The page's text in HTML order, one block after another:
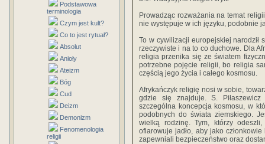
Podstawowa
terminologia
Czym jest kult?
Co to jest rytuał?
Absolut
Anioły
Ateizm
Bóg
Cud
Deizm
Demonizm
Fenomenologia
religii
Prowadząc rozważania na temat
nie występuje w ich języku, podobnie
To w cywilizacji europejskiej narodził
rzeczywiste i na to co duchowe. Dla
religia przenika się ze światem
potrzebne pojęcie religii, bo religia
częścią jego życia i całego kosmosu.
Afrykańczyk religię nosi w sobie,
gdzie się znajduje. S.
szczególna koncepcja kosmosu, w
podobnych do świata ziemskiego.
wielką rodzinę. Tym, którzy
ofiarowuje jadło, aby jako
zapewniali bezpieczeństwo oraz